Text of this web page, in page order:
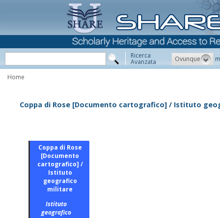
Ricerca
Avanzata Ovunque
Home
Coppa di Rose [Documento cartografico] / Istituto
Coppa di Rose
[Documento
cartografico] /
Istituto
geografico
militare
Istituto
geografico